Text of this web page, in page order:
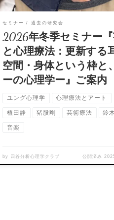
セミナー 過去の研究会
2026年冬季セミナー
と心理療法：更新す
空間・身体という枠と
ーの心理学ー』ご案内
ユング心理学 心理療法とアート
植田静 猪股剛 芸術療法 鈴
音楽
by 四谷分析心理学クラブ 公開済み